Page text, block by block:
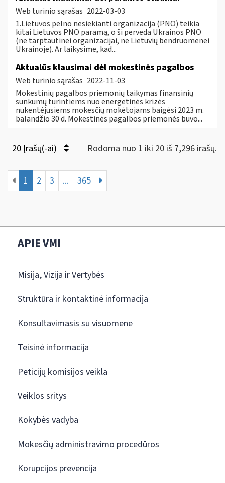
Web turinio sąrašas 2022-03-03
1.Lietuvos pelno nesiekianti organizacija (PNO) teikia
kitai Lietuvos PNO paramą, o ši perveda Ukrainos PNO
(ne tarptautinei organizacijai, ne Lietuvių bendruomenei
Ukrainoje). Ar laikysime, kad...
Aktualūs klausimai dėl mokestinės pagalbos
Web turinio sąrašas 2022-11-03
Mokestinių pagalbos priemonių taikymas finansinių
sunkumų turintiems nuo energetinės krizės
nukentėjusiems mokesčių mokėtojams baigėsi 2023 m.
balandžio 30 d. Mokestinės pagalbos priemonės buvo...
20 Įrašų(-ai) Rodoma nuo 1 iki 20 iš 7,296 irašų.
1 2 3 ... 365
APIE VMI
Misija, Vizija ir Vertybės
Struktūra ir kontaktinė informacija
Konsultavimasis su visuomene
Teisinė informacija
Peticijų komisijos veikla
Veiklos sritys
Kokybės vadyba
Mokesčių administravimo procedūros
Korupcijos prevencija